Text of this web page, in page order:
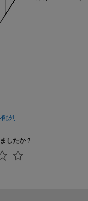
列
したか？